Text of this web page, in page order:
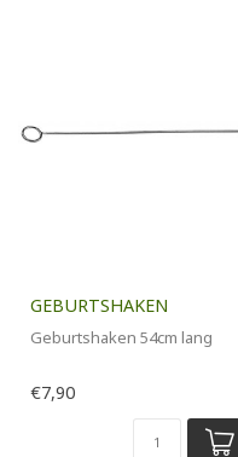
GEBURTSHAKEN
Geburtshaken 54cm lang
€7,90